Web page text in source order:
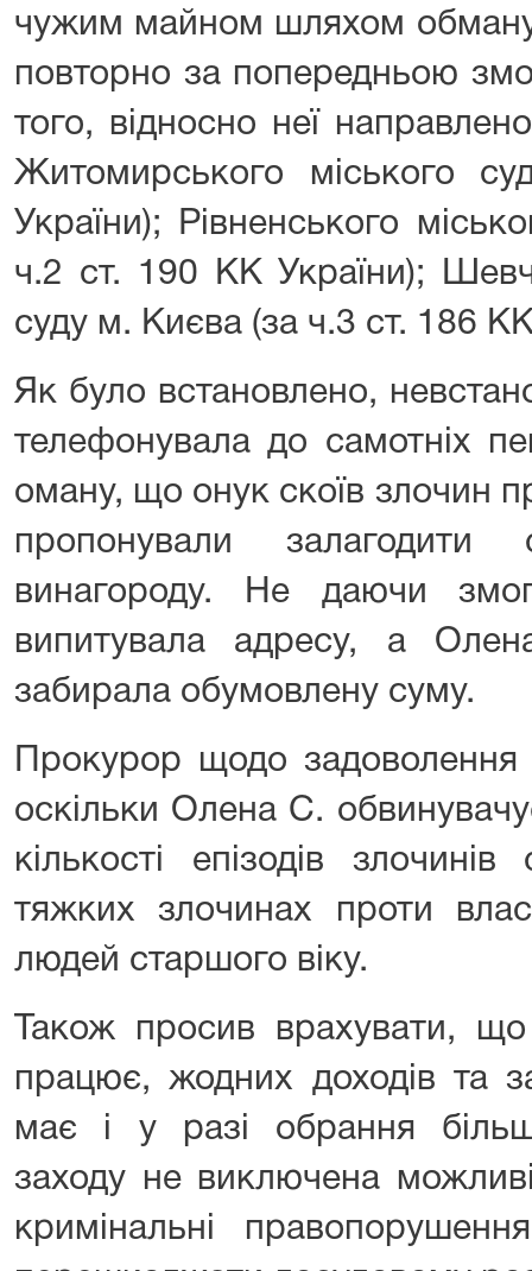
чужим майном шляхом
повторно за попередньою
того, відносно неї
Житомирського міського
України); Рівненського
ч.2 ст. 190 КК України);
суду м. Києва (за ч.3 ст. 186
Як було встановлено,
телефонувала до самотніх
оману, що онук скоїв злочин
пропонували
винагороду. Не даючи
випитувала адресу, а
забирала обумовлену суму.
Прокурор щодо задоволення
оскільки Олена С.
кількості епізодів
тяжких злочинах проти
людей старшого віку.
Також просив врахувати,
працює, жодних доходів та
має і у разі обрання
заходу не виключена
кримінальні